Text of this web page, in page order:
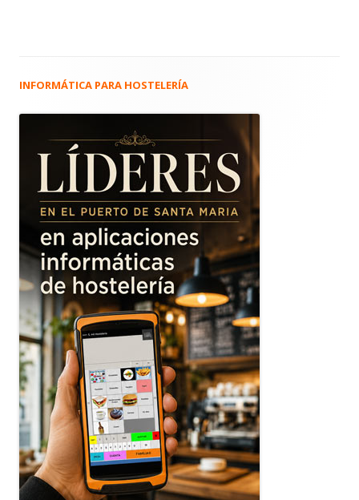
Barra
principal
INFORMÁTICA PARA HOSTELERÍA